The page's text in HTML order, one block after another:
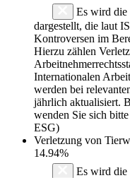
Es wird die
dargestellt, die laut
Kontroversen im
Hierzu zählen
Internationalen
werden bei
jährlich aktualisiert.
wenden Sie sich
ESG)
Verletzung von
14.94%
Es wird die